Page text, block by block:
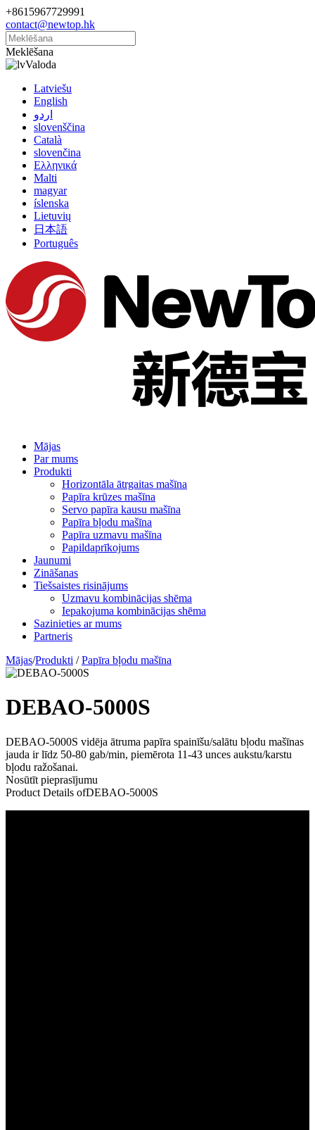
+8615967729991
contact@newtop.hk
Meklēšana
Valoda
Latviešu
English
اردو
slovenščina
Català
slovenčina
Ελληνικά
Malti
magyar
íslenska
Lietuvių
日本語
Português
Mājas
Par mums
Produkti
Horizontāla ātrgaitas mašīna
Papīra krūzes mašīna
Servo papīra kausu mašīna
Papīra bļodu mašīna
Papīra uzmavu mašīna
Papildaprīkojums
Jaunumi
Zināšanas
Tiešsaistes risinājums
Uzmavu kombinācijas shēma
Iepakojuma kombinācijas shēma
Sazinieties ar mums
Partneris
Mājas/Produkti / Papīra bļodu mašīna
DEBAO-5000S
DEBAO-5000S vidēja ātruma papīra spainīšu/salātu bļodu mašīnas
jauda ir līdz 50-80 gab/min, piemērota 11-43 unces aukstu/karstu
bļodu ražošanai.
Nosūtīt pieprasījumu
Product Details ofDEBAO-5000S